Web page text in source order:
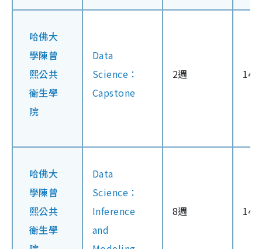
哈佛大
學陳曾
熙公共
衛生學
院
Data
Science：
Capstone
2週 149
哈佛大
學陳曾
熙公共
衛生學
Data
Science：
Inference
and
8週 149